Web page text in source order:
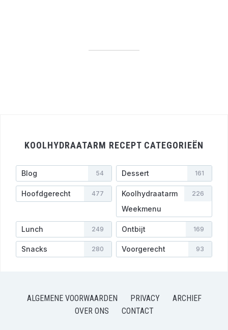
KOOLHYDRAATARM RECEPT CATEGORIEËN
Blog 54 Dessert 161
Hoofdgerecht 477
Koolhydraatarm
Weekmenu
226
Lunch 249 Ontbijt 169
Snacks 280 Voorgerecht 93
ALGEMENE VOORWAARDEN PRIVACY
ARCHIEF
OVER ONS
CONTACT